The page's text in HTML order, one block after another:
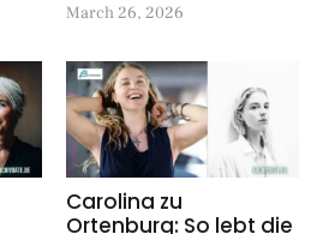
March 26, 2026
Carolina zu
Ortenburg: So lebt die